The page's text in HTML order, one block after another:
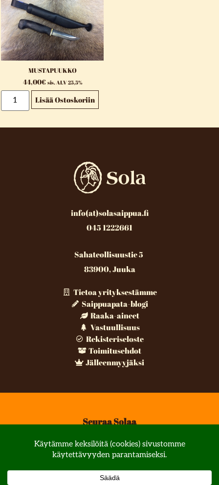
MUSTAPUUKKO
44,00€ sis. ALV 25,5%
Lisää Ostoskoriin
info(at)solasaippua.fi
045 1222661
Sahateollisuustie 5
83900, Juuka
Tietoa yrityksestämme
Saippuapata-blogi
Raaka-aineet
Vastuullisuus
Rekisteriseloste
Toimitusehdot
Jälleenmyyjäksi
Seuraa Solaa